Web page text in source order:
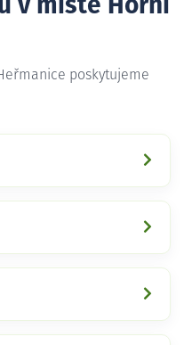
v místě Horní
poskytujeme